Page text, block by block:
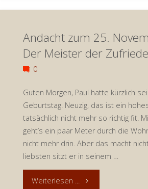
28.
November:
Adventskalender"
Andacht zum 25.
Der Meister der
0
Guten Morgen, Paul hatte kürzlich
Geburtstag. Neuzig, das ist ein
tatsächlich nicht mehr so richtig fit.
geht’s ein paar Meter durch die
nicht mehr drin. Aber das macht
liebsten sitzt er in seinem …
Weiterlesen ... "Andacht